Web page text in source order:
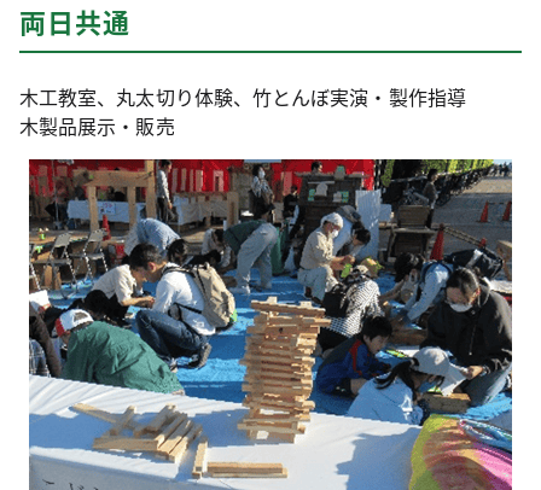
両日共通
木工教室、丸太切り体験、竹とんぼ実演・製作指導
木製品展示・販売